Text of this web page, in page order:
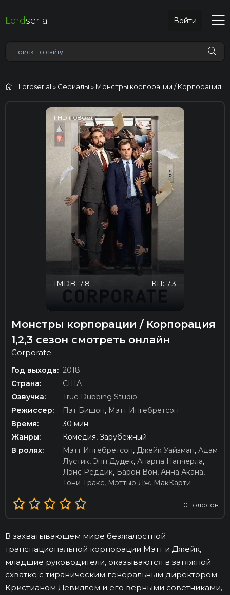
Lordserial Войти
Lordserial » Сериалы » Монстры корпорации / Корпорация
FHD (1080p)
КП: 7.3
IMDB: 7.8
Монстры корпорации / Корпорация
1,2,3 сезон смотреть онлайн
Corporate
Год выхода: 2018
Страна:
США
Озвучка:
True Dubbing Studio
Режиссер:
Пэт Бишоп, Мэтт Ингебретсон
Время:
30 мин
Жанры:
Комедия, Зарубежный
В ролях:
Мэтт Ингебретсон, Джейк Уайзман, Адам
Лустик, Энн Дудек, Апарна Нанчерла,
Лэнс Реддик, Барон Вон, Анна Акана,
Тони Тракс, Мэттью Дж. МакКарти
0 голосов
В захватывающем мире безжалостной
транснациональной корпорации Мэтт и Джейк,
младшие руководители, оказываются в затяжной
схватке с тираническим генеральным директором
Кристианом Девиллем и его верными советниками,